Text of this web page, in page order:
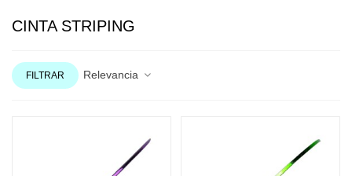
CINTA STRIPING
FILTRAR Relevancia